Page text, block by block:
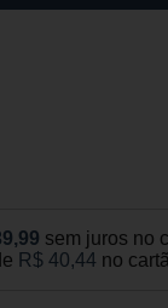
sem juros no
R$ 40,44 no